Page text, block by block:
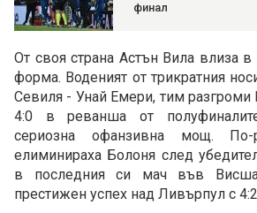
финал
От своя страна Астън Вила влиза в
форма. Воденият от трикратния
Севиля - Унай Емери, тим разгроми
4:0 в реванша от
сериозна офанзивна мощ. По-
елиминираха Болоня след
в последния си мач във
престижен успех над Ливърпул с